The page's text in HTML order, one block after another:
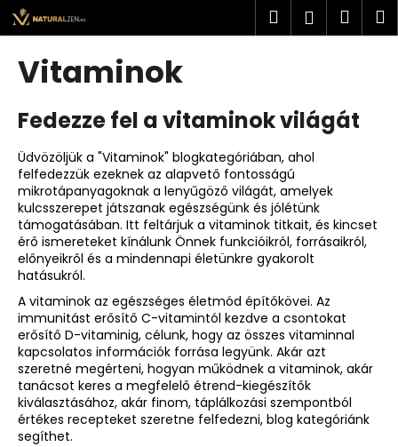
Ugrás
fő
tartalomhoz
Keresés
Vitaminok
Fedezze fel a vitaminok világát
Üdvözöljük a "Vitaminok" blogkategóriában, ahol
felfedezzük ezeknek az alapvető fontosságú
mikrotápanyagoknak a lenyűgöző világát, amelyek
kulcsszerepet játszanak egészségünk és jólétünk
támogatásában. Itt feltárjuk a vitaminok titkait, és kincset
érő ismereteket kínálunk Önnek funkcióikról, forrásaikról,
előnyeikről és a mindennapi életünkre gyakorolt
hatásukról.
A vitaminok az egészséges életmód építőkövei. Az
immunitást erősítő C-vitamintól kezdve a csontokat
erősítő D-vitaminig, célunk, hogy az összes vitaminnal
kapcsolatos információk forrása legyünk. Akár azt
szeretné megérteni, hogyan működnek a vitaminok, akár
tanácsot keres a megfelelő étrend-kiegészítők
kiválasztásához, akár finom, táplálkozási szempontból
értékes recepteket szeretne felfedezni, blog kategóriánk
segíthet.
K
o
i
t
k
e
r
e
s
?
KERESÉS